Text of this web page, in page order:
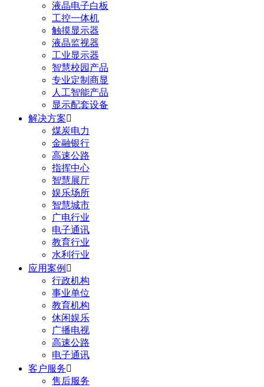
液晶电子白板
工控一体机
触摸显示器
液晶监视器
工业显示器
智慧校园产品
专业定制商显
人工智能产品
显示配套设备
解决方案
煤炭电力
金融银行
高速公路
指挥中心
智慧展厅
娱乐场所
智慧城市
广电行业
电子通讯
教育行业
水利行业
应用案例 
行政机构
事业单位
教育机构
休闲娱乐
广播电视
高速公路
电子通讯
客户服务
售后服务